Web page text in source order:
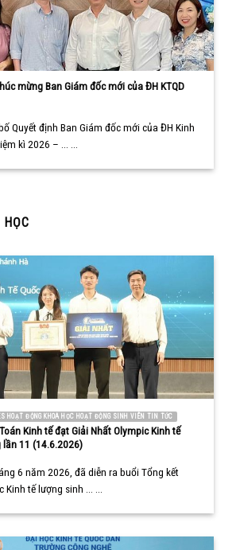
mừng Ban Giám đốc mới của ĐH KTQD
Quyết định Ban Giám đốc mới của ĐH Kinh
kì 2026 – ... ...
HỌC
HOẠT ĐỘNG KHOA HỌC HOẠT ĐỘNG SINH VIÊN TIN TỨC
Kinh tế đạt Giải Nhất Olympic Kinh tế
11 (14.6.2026)
6 năm 2026, đã diễn ra buổi Tổng kết
tế lượng sinh ... ...